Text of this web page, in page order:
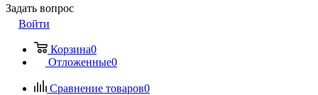
Задать вопрос
Войти
Корзина0
Отложенные0
Сравнение товаров0